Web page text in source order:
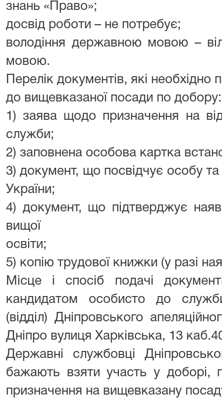
знань «Право»;
досвід роботи – не потребує;
володіння державною мовою –
мовою.
Перелік документів, які
до вищевказаної посади по добору:
1) заява щодо призначення на
служби;
2) заповнена особова картка
3) документ, що посвідчує особу
України;
4) документ, що підтверджує
вищої
освіти;
5) копію трудової книжки (у разі
Місце і спосіб подачі
кандидатом особисто до
(відділ) Дніпровського
Дніпро вулиця Харківська, 13
Державні службовці
бажають взяти участь у
призначення на вищевказану